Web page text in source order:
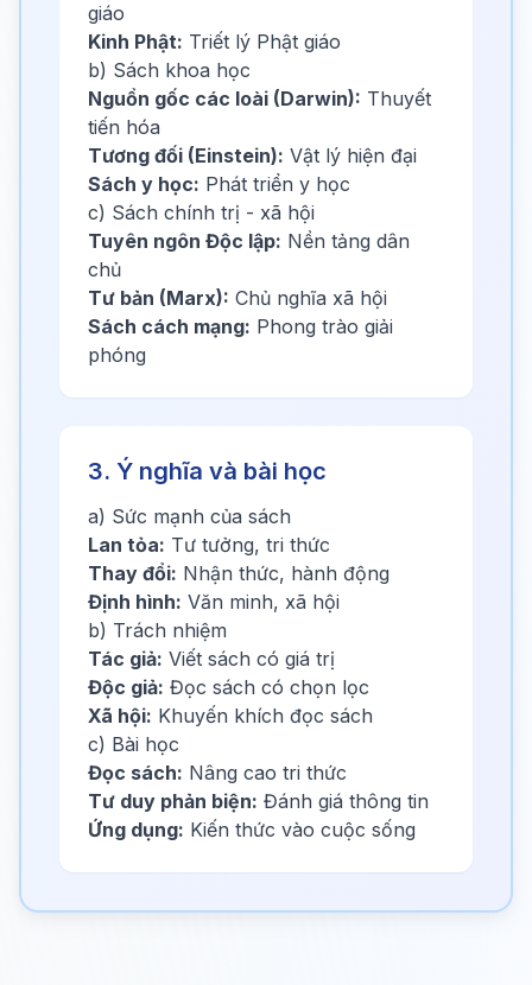
giáo
Kinh Phật: Triết lý Phật giáo
b) Sách khoa học
Nguồn gốc các loài (Darwin): Thuyết
tiến hóa
Tương đối (Einstein): Vật lý hiện đại
Sách y học: Phát triển y học
c) Sách chính trị - xã hội
Tuyên ngôn Độc lập: Nền tảng dân
chủ
Tư bản (Marx): Chủ nghĩa xã hội
Sách cách mạng: Phong trào giải
phóng
3. Ý nghĩa và bài học
a) Sức mạnh của sách
Lan tỏa: Tư tưởng, tri thức
Thay đổi: Nhận thức, hành động
Định hình: Văn minh, xã hội
b) Trách nhiệm
Tác giả: Viết sách có giá trị
Độc giả: Đọc sách có chọn lọc
Xã hội: Khuyến khích đọc sách
c) Bài học
Đọc sách: Nâng cao tri thức
Tư duy phản biện: Đánh giá thông tin
Ứng dụng: Kiến thức vào cuộc sống